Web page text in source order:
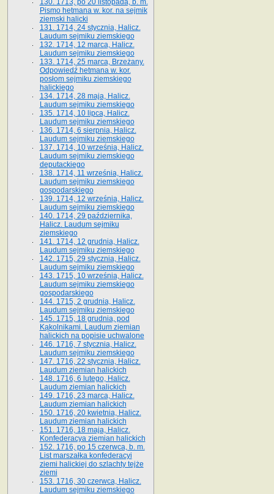
130. 1713, po 20 listopada, b. m.
Pismo hetmana w. kor. na sejmik
ziemski halicki
131. 1714, 24 stycznia, Halicz.
Laudum sejmiku ziemskiego
132. 1714, 12 marca, Halicz.
Laudum sejmiku ziemskiego
133. 1714, 25 marca, Brzeżany.
Odpowiedź hetmana w. kor.
posłom sejmiku ziemskiego
halickiego
134. 1714, 28 maja, Halicz.
Laudum sejmiku ziemskiego
135. 1714, 10 lipca, Halicz.
Laudum sejmiku ziemskiego
136. 1714, 6 sierpnia, Halicz.
Laudum sejmiku ziemskiego
137. 1714, 10 września, Halicz.
Laudum sejmiku ziemskiego
deputackiego
138. 1714, 11 września, Halicz.
Laudum sejmiku ziemskiego
gospodarskiego
139. 1714, 12 września, Halicz.
Laudum sejmiku ziemskiego
140. 1714, 29 października,
Halicz. Laudum sejmiku
ziemskiego
141. 1714, 12 grudnia, Halicz.
Laudum sejmiku ziemskiego
142. 1715, 29 stycznia, Halicz.
Laudum sejmiku ziemskiego
143. 1715, 10 września, Halicz.
Laudum sejmiku ziemskiego
gospodarskiego
144. 1715, 2 grudnia, Halicz.
Laudum sejmiku ziemskiego
145. 1715, 18 grudnia, pod
Kąkolnikami. Laudum ziemian
halickich na popisie uchwalone
146. 1716, 7 stycznia, Halicz.
Laudum sejmiku ziemskiego
147. 1716, 22 stycznia, Halicz.
Laudum ziemian halickich
148. 1716, 6 lutego, Halicz.
Laudum ziemian halickich
149. 1716, 23 marca, Halicz.
Laudum ziemian halickich
150. 1716, 20 kwietnia, Halicz.
Laudum ziemian halickich
151. 1716, 18 maja, Halicz.
Konfederacya ziemian halickich
152. 1716, po 15 czerwca, b. m.
List marszałka konfederacyi
ziemi halickiej do szlachty tejże
ziemi
153. 1716, 30 czerwca, Halicz.
Laudum sejmiku ziemskiego